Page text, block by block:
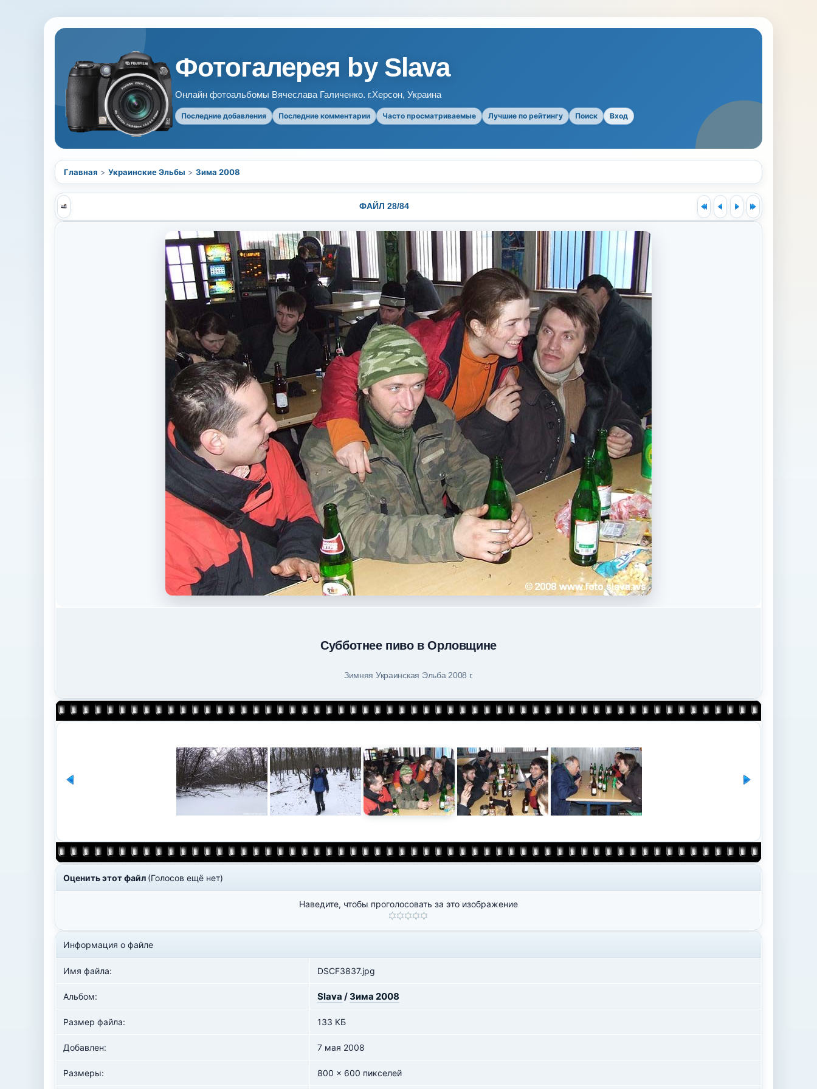
Фотогалерея by Slava
Онлайн фотоальбомы Вячеслава Галиченко. г.Херсон, Украина
Последние добавления Последние комментарии Часто просматриваемые Лучшие по рейтингу Поиск Вход
Главная > Украинские Эльбы > Зима 2008
ФАЙЛ 28/84
Субботнее пиво в Орловщине
Зимняя Украинская Эльба 2008 г.
Оценить этот файл (Голосов ещё нет)
Наведите, чтобы проголосовать за это изображение
Информация о файле
Имя файла: DSCF3837.jpg
Альбом: Slava / Зима 2008
Размер файла: 133 КБ
Добавлен: 7 мая 2008
Размеры: 800 x 600 пикселей